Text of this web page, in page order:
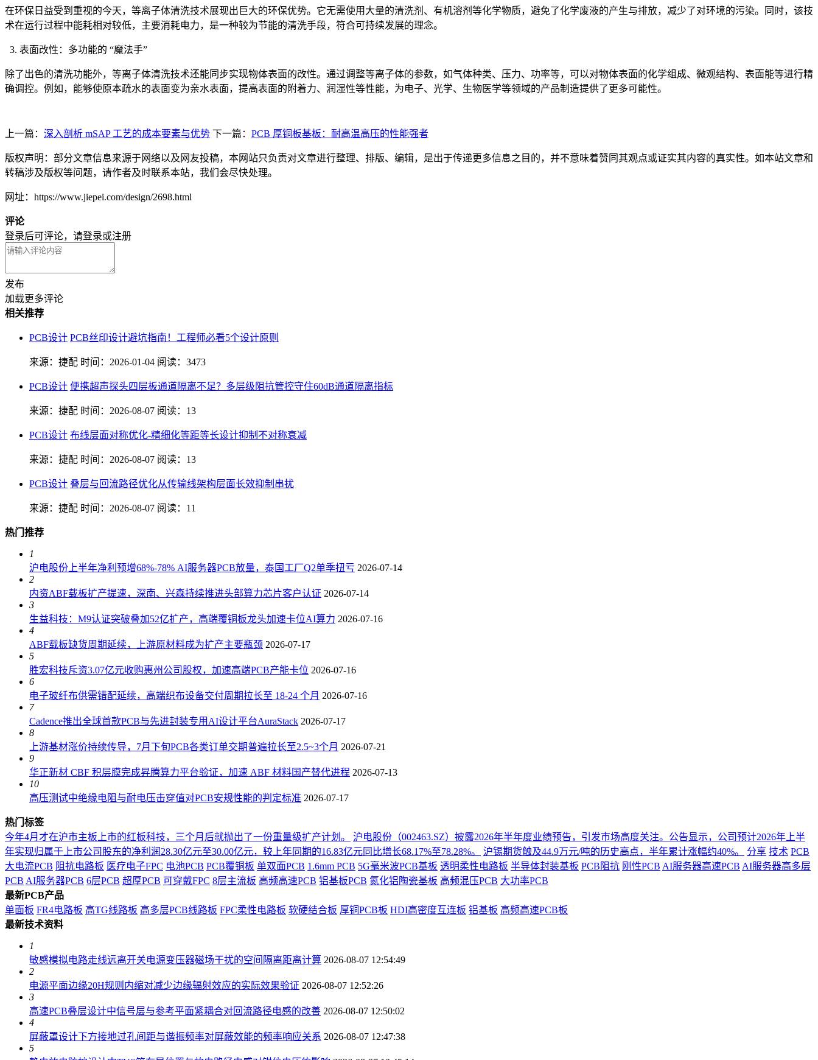
在环保日益受到重视的今天，等离子体清洗技术展现出巨大的环保优势。它无需使用大量的清洗剂、有机溶剂等化学物质，避免了化学废液的产生与排放，减少了对环境的污染。同时，该技
术在运行过程中能耗相对较低，主要消耗电力，是一种较为节能的清洗手段，符合可持续发展的理念。
3. 表面改性：多功能的 “魔法手”
除了出色的清洗功能外，等离子体清洗技术还能同步实现物体表面的改性。通过调整等离子体的参数，如气体种类、压力、功率等，可以对物体表面的化学组成、微观结构、表面能等进行精
确调控。例如，能够使原本疏水的表面变为亲水表面，提高表面的附着力、润湿性等性能，为电子、光学、生物医学等领域的产品制造提供了更多可能性。
上一篇： 深入剖析 mSAP 工艺的成本要素与优势 下一篇： PCB 厚铜板基板：耐高温高压的性能强者
版权声明：部分文章信息来源于网络以及网友投稿，本网站只负责对文章进行整理、排版、编辑，是出于传递更多信息之目的，并不意味着赞同其观点或证实其内容的真实性。如本站文章和
转稿涉及版权等问题，请作者及时联系本站，我们会尽快处理。
网址：https://www.jiepei.com/design/2698.html
评论
登录后可评论，请登录或注册
发布
加载更多评论
相关推荐
PCB设计 PCB丝印设计避坑指南！工程师必看5个设计原则
来源：捷配 时间：2026-01-04 阅读：3473
PCB设计 便携超声探头四层板通道隔离不足？多层级阻抗管控守住60dB通道隔离指标
来源：捷配 时间：2026-08-07 阅读：13
PCB设计 布线层面对称优化-精细化等距等长设计抑制不对称衰减
来源：捷配 时间：2026-08-07 阅读：13
PCB设计 叠层与回流路径优化从传输线架构层面长效抑制串扰
来源：捷配 时间：2026-08-07 阅读：11
热门推荐
1
沪电股份上半年净利预增68%-78% AI服务器PCB放量，泰国工厂Q2单季扭亏 2026-07-14
2
内资ABF载板扩产提速，深南、兴森持续推进头部算力芯片客户认证 2026-07-14
3
生益科技：M9认证突破叠加52亿扩产，高端覆铜板龙头加速卡位AI算力 2026-07-16
4
ABF载板缺货周期延续，上游原材料成为扩产主要瓶颈 2026-07-17
5
胜宏科技斥资3.07亿元收购惠州公司股权，加速高端PCB产能卡位 2026-07-16
6
电子玻纤布供需错配延续，高端织布设备交付周期拉长至 18-24 个月 2026-07-16
7
Cadence推出全球首款PCB与先进封装专用AI设计平台AuraStack 2026-07-17
8
上游基材涨价持续传导，7月下旬PCB各类订单交期普遍拉长至2.5~3个月 2026-07-21
9
华正新材 CBF 积层膜完成昇腾算力平台验证，加速 ABF 材料国产替代进程 2026-07-13
10
高压测试中绝缘电阻与耐电压击穿值对PCB安规性能的判定标准 2026-07-17
热门标签
今年4月才在沪市主板上市的红板科技，三个月后就抛出了一份重量级扩产计划。
沪电股份（002463.SZ）披露2026年半年度业绩预告，引发市场高度关注。公告显示，公司预计2026年上半
年实现归属于上市公司股东的净利润28.30亿元至30.00亿元，较上年同期的16.83亿元同比增长68.17%至78.28%。
沪锡期货触及44.9万元/吨的历史高点，半年累计涨幅约40%。 分享 技术 PCB
大电流PCB 阻抗电路板 医疗电子FPC 电池PCB PCB覆铜板 单双面PCB 1.6mm PCB 5G毫米波PCB基板 透明柔性电路板 半导体封装基板 PCB阻抗 刚性PCB AI服务器高速PCB AI服务器高多层
PCB AI服务器PCB 6层PCB 超厚PCB 可穿戴FPC 8层主流板 高频高速PCB 铝基板PCB 氮化铝陶瓷基板 高频混压PCB 大功率PCB
最新PCB产品
单面板 FR4电路板 高TG线路板 高多层PCB线路板 FPC柔性电路板 软硬结合板 厚铜PCB板 HDI高密度互连板 铝基板 高频高速PCB板
最新技术资料
1
敏感模拟电路走线远离开关电源变压器磁场干扰的空间隔离距离计算 2026-08-07 12:54:49
2
电源平面边缘20H规则内缩对减少边缘辐射效应的实际效果验证 2026-08-07 12:52:26
3
高速PCB叠层设计中信号层与参考平面紧耦合对回流路径电感的改善 2026-08-07 12:50:02
4
屏蔽罩设计下方接地过孔间距与谐振频率对屏蔽效能的频率响应关系 2026-08-07 12:47:38
5